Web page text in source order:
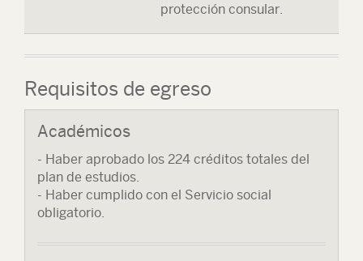
protección consular.
Requisitos de egreso
Académicos
- Haber aprobado los 224 créditos totales del
plan de estudios.
- Haber cumplido con el Servicio social
obligatorio.